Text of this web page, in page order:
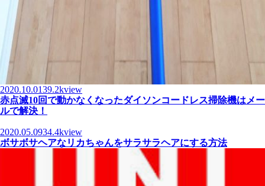
2020.10.0139.2kview
赤点滅10回で動かなくなったダイソンコードレス掃除機はメー
ルで解決！
2020.05.0934.4kview
ボサボサヘアなリカちゃんをサラサラヘアにする方法